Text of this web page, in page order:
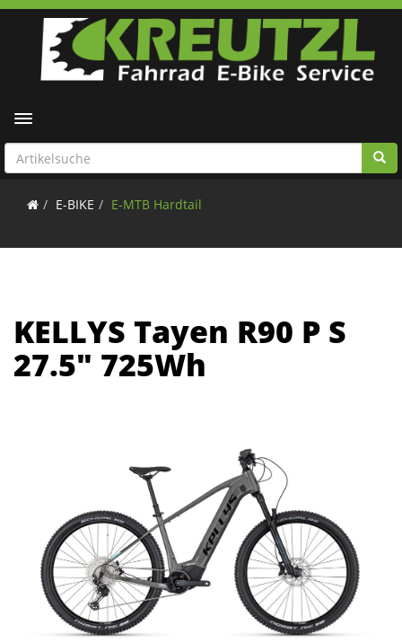
Toggle navigation
E-BIKE E-MTB Hardtail
KELLYS Tayen R90 P S
27.5" 725Wh